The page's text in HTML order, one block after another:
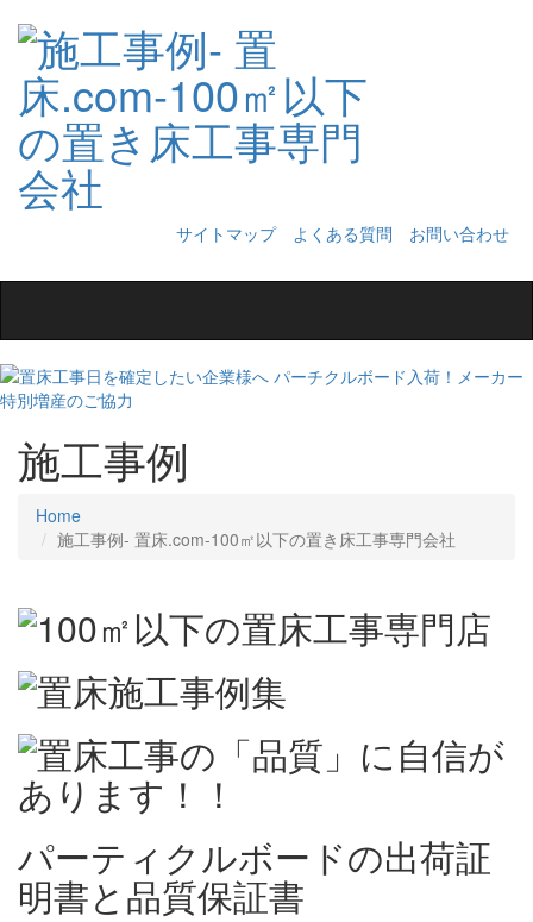
サイトマップ よくある質問
お問い合わせ
navigation
施工事例
Home
施工事例‐ 置床.com-100㎡以下の置き床工事専門会社
パーティクルボードの出荷証
明書と品質保証書